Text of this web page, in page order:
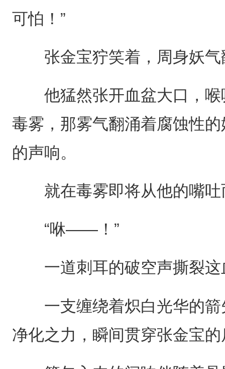
可怕！”
张金宝狞笑着，周身妖气
他猛然张开血盆大口，喉
毒雾，那雾气翻涌着腐蚀性
的声响。
就在毒雾即将从他的嘴
“咻——！”
一道刺耳的破空声撕裂这
一支缠绕着炽白光华的箭
净化之力，瞬间贯穿张金宝